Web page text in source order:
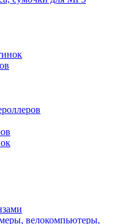
велокомпьютеры,